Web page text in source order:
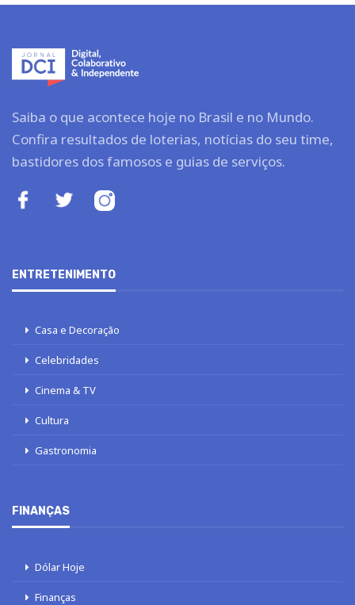
Saiba o que acontece hoje no Brasil e no Mundo.
Confira resultados de loterias, notícias do seu time,
bastidores dos famosos e guias de serviços.
ENTRETENIMENTO
Casa e Decoração
Celebridades
Cinema & TV
Cultura
Gastronomia
FINANÇAS
Dólar Hoje
Finanças